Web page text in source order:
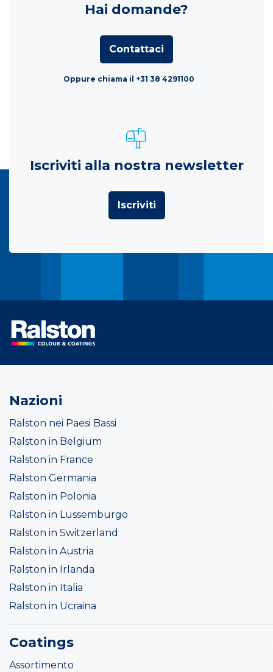
Hai domande?
Contattaci
Oppure chiama il +31 38 4291100
Iscriviti alla nostra newsletter
Iscriviti
Nazioni
Ralston nei Paesi Bassi
Ralston in Belgium
Ralston in France
Ralston Germania
Ralston in Polonia
Ralston in Lussemburgo
Ralston in Switzerland
Ralston in Austria
Ralston in Irlanda
Ralston in Italia
Ralston in Ucraina
Coatings
Assortimento